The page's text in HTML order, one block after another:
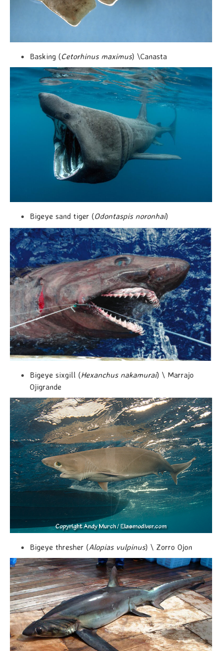
Basking (Cetorhinus maximus) \Canasta
Bigeye sand tiger (Odontaspis noronhai)
Bigeye sixgill (Hexanchus nakamurai) \ Marrajo
Ojigrande
Bigeye thresher (Alopias vulpinus) \ Zorro Ojon